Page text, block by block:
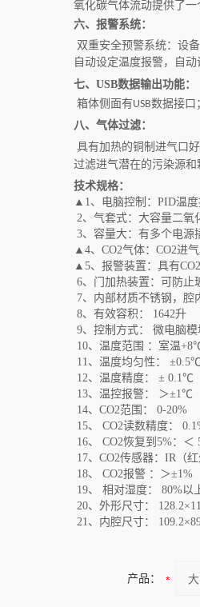
氧化碳气体流动提供了
六、 报警系统：
双重安全预警系统：设
自动设定温度报警，自动
七、 USB数据输出功能：
箱体侧面有USB数据接口
八、 气体过滤：
具有加热的铜制进气口
过滤进气潜在的污染源
技术规格：
▲ 1、电脑控制：PID温
2、气套式：大容量二氧
3、 容量大：有多个电源
▲ 4、 CO2气体：CO2进
▲ 5、 报警装置：具有CO
6、 门加热装置：可防止
7、 内部材质不锈钢，腔
8、 有效容积 ： 1642升
9、 控制方式： 微电脑模
10、 温度范围 ： 室温
11、 温度均匀性 ：
12、 温度精度：
± 0.1℃
13、 温控报警： ＞±1℃
14、 CO2范围 ：
0-20%
15、
CO2读数精度：
16、
CO2恢复到 5%：＜
17、 CO2传感器： IR（红
18、
CO2报警 ： ＞±1%
19、
相对湿度：
80%以
20、 外形尺寸： 128.2×
21、 内腔尺寸： 109.2×
产品：